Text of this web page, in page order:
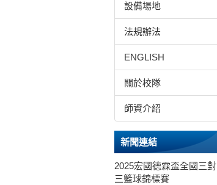
設備場地
法規辦法
ENGLISH
關於校隊
師資介紹
新聞連結
2025宏國德霖盃全國三對
三籃球錦標賽